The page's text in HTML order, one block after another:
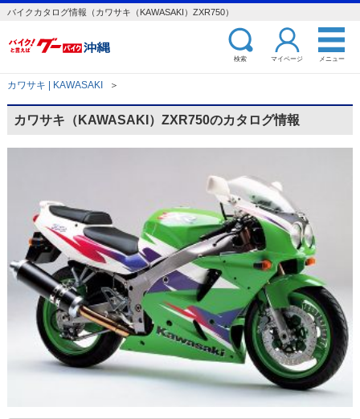
バイクカタログ情報（カワサキ（KAWASAKI）ZXR750）
検索 マイページ メニュー
カワサキ | KAWASAKI ＞
カワサキ（KAWASAKI）ZXR750のカタログ情報